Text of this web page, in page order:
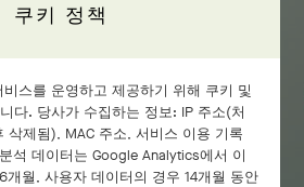
쿠키 정책
스를 운영하고 제공하기 위해 쿠키 및
다. 당사가 수집하는 정보: IP 주소(처
삭제됨), MAC 주소, 서비스 이용 기록
석 데이터는 Google Analytics에서 이
개월, 사용자 데이터의 경우 14개월 동안